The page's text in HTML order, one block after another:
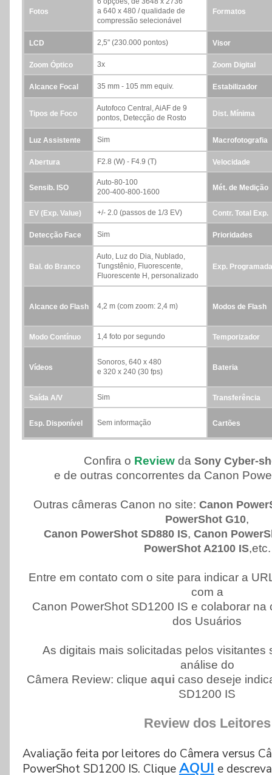
Fotos
a 640 x 480 / qualidade de
compressão selecionável
Formatos
LCD 2,5" (230.000 pontos) Visor
Zoom Óptico 3x Zoom Digital
Alcance Focal 35 mm - 105 mm equiv. Estabilizador
Tipos de Foco
Autofoco Central, AiAF de 9
pontos, Detecção de Rosto
Dist. Mínima
Luz Assistente Sim Macrofotografia
Abertura F2.8 (W) - F4.9 (T) Velocidade
Sensib. ISO
Auto-80-100
200-400-800-1600
Mét. de Medição
EV (Exp. Value) +/- 2.0 (passos de 1/3 EV) Contr. Total Exp.
Detecção Face Sim Prioridades
Bal. do Branco
Auto, Luz do Dia, Nublado,
Tungstênio, Fluorescente,
Fluorescente H, personalizado
Exp. Programada
Alcance do Flash 4,2 m (com zoom: 2,4 m) Modos de Flash
Modo Contínuo 1,4 foto por segundo Temporizador
Vídeos
Sonoros, 640 x 480
e 320 x 240 (30 fps)
Bateria
Saída A/V Sim Transferência
Esp. Disponível Sem informação Cartões
Confira o Review da Sony Cyber-
e de outras concorrentes da Canon
Outras câmeras Canon no site: Canon
PowerShot G10,
Canon PowerShot SD880 IS, Canon
PowerShot A2100 IS,etc.
Entre em contato com o site para indicar a
com a
Canon PowerShot SD1200 IS e colaborar
dos Usuários
As digitais mais solicitadas pelos visitantes
análise do
Câmera Review: clique aqui caso deseje
SD1200 IS
Review dos Leitores